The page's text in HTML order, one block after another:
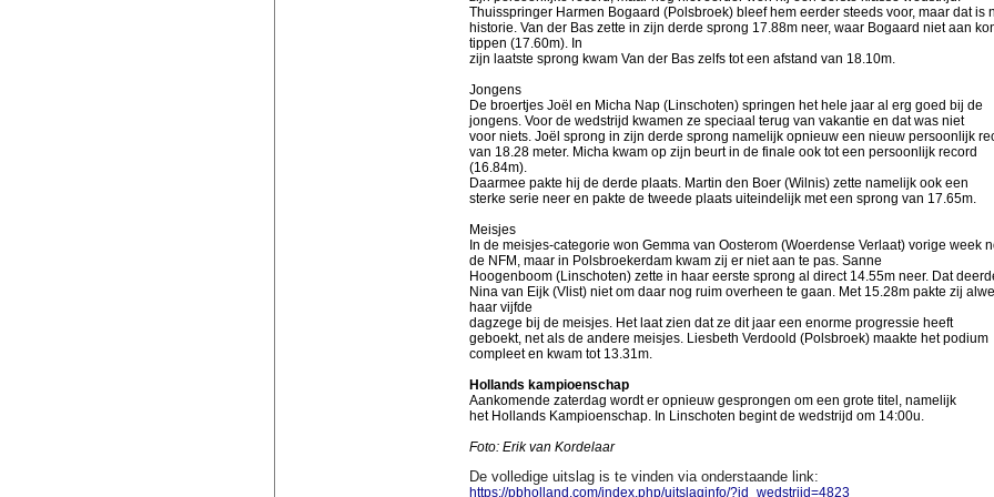
Thuisspringer Harmen Bogaard (Polsbroek) bleef hem eerder steeds voor, maar dat is
historie. Van der Bas zette in zijn derde sprong 17.88m neer, waar Bogaard niet aan
tippen (17.60m). In
zijn laatste sprong kwam Van der Bas zelfs tot een afstand van 18.10m.
Jongens
De broertjes Joël en Micha Nap (Linschoten) springen het hele jaar al erg goed bij de
jongens. Voor de wedstrijd kwamen ze speciaal terug van vakantie en dat was niet
voor niets. Joël sprong in zijn derde sprong namelijk opnieuw een nieuw persoonlijk
van 18.28 meter. Micha kwam op zijn beurt in de finale ook tot een persoonlijk record
(16.84m).
Daarmee pakte hij de derde plaats. Martin den Boer (Wilnis) zette namelijk ook een
sterke serie neer en pakte de tweede plaats uiteindelijk met een sprong van 17.65m.
Meisjes
In de meisjes-categorie won Gemma van Oosterom (Woerdense Verlaat) vorige week
de NFM, maar in Polsbroekerdam kwam zij er niet aan te pas. Sanne
Hoogenboom (Linschoten) zette in haar eerste sprong al direct 14.55m neer. Dat
Nina van Eijk (Vlist) niet om daar nog ruim overheen te gaan. Met 15.28m pakte zij
haar vijfde
dagzege bij de meisjes. Het laat zien dat ze dit jaar een enorme progressie heeft
geboekt, net als de andere meisjes. Liesbeth Verdoold (Polsbroek) maakte het podium
compleet en kwam tot 13.31m.
Hollands kampioenschap
Aankomende zaterdag wordt er opnieuw gesprongen om een grote titel, namelijk
het Hollands Kampioenschap. In Linschoten begint de wedstrijd om 14:00u.
Foto: Erik van Kordelaar
De volledige uitslag is te vinden via onderstaande link:
https://pbholland.com/index.php/uitslaginfo/?id_wedstrijd=4823